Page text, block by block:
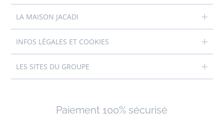
LA MAISON JACADI
INFOS LÉGALES ET COOKIES
LES SITES DU GROUPE
Paiement 100% sécurisé